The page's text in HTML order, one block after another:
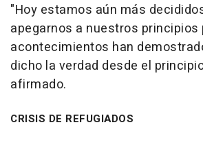
"Hoy estamos aún más
apegarnos a nuestros principios
acontecimientos han
dicho la verdad desde el
afirmado.
CRISIS DE REFUGIADOS